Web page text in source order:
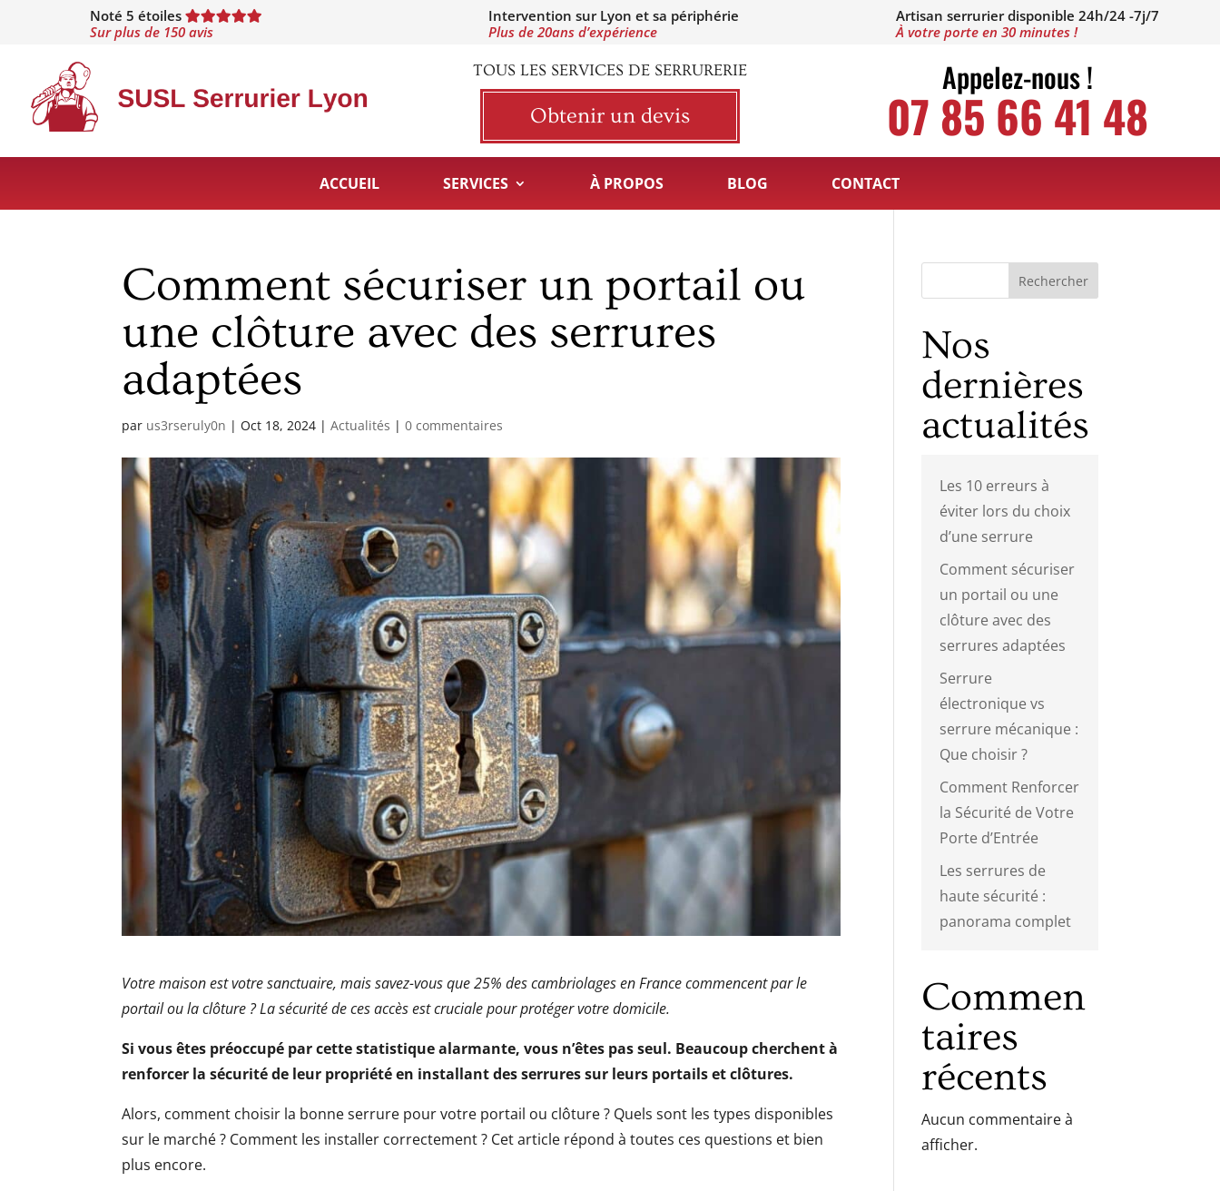
Noté 5 étoiles
Sur plus de 150 avis
Intervention sur Lyon et sa périphérie
Plus de 20ans d’expérience
Artisan serrurier disponible 24h/24 -7j/7
À votre porte en 30 minutes !
TOUS LES SERVICES DE SERRURERIE
Obtenir un devis
Appelez-nous !
07 85 66 41 48
ACCUEIL SERVICES À PROPOS BLOG CONTACT
Comment sécuriser un portail ou
une clôture avec des serrures
adaptées
par us3rseruly0n |Oct 18, 2024 |Actualités |0 commentaires
Votre maison est votre sanctuaire, mais savez-vous que 25% des cambriolages en France commencent par le
portail ou la clôture ? La sécurité de ces accès est cruciale pour protéger votre domicile.
Si vous êtes préoccupé par cette statistique alarmante, vous n’êtes pas seul. Beaucoup cherchent à
renforcer la sécurité de leur propriété en installant des serrures sur leurs portails et clôtures.
Alors, comment choisir la bonne serrure pour votre portail ou clôture ? Quels sont les types disponibles
sur le marché ? Comment les installer correctement ? Cet article répond à toutes ces questions et bien
plus encore.
Rechercher
Nos
dernières
actualités
Les 10 erreurs à
éviter lors du choix
d’une serrure
Comment sécuriser
un portail ou une
clôture avec des
serrures adaptées
Serrure
électronique vs
serrure mécanique :
Que choisir ?
Comment Renforcer
la Sécurité de Votre
Porte d’Entrée
Les serrures de
haute sécurité :
panorama complet
Commen
taires
récents
Aucun commentaire à
afficher.